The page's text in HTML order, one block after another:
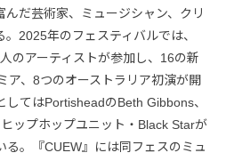
だ芸術家、ミュージシャン、クリ
2025年のフェスティバルでは、
のアーティストが参加し、16の新
ア、8つのオーストラリア初演が開
てはPortisheadのBeth Gibbons、
ップホップユニット・Black Starが
る。『CUEW』には同フェスのミュ